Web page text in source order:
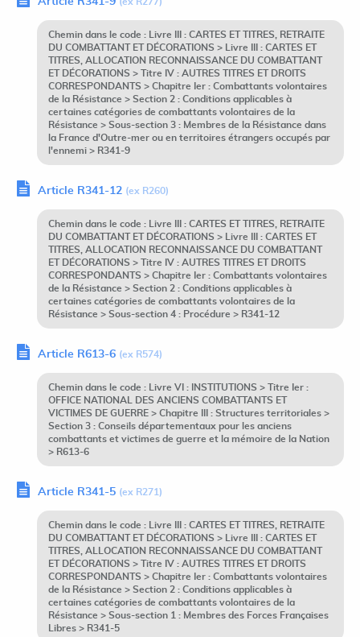
(ex R277)
Chemin dans le code : Livre III : CARTES ET TITRES, RETRAITE
DU COMBATTANT ET DÉCORATIONS > Livre III : CARTES ET
TITRES, ALLOCATION RECONNAISSANCE DU COMBATTANT
ET DÉCORATIONS > Titre IV : AUTRES TITRES ET DROITS
CORRESPONDANTS > Chapitre Ier : Combattants volontaires
de la Résistance > Section 2 : Conditions applicables à
certaines catégories de combattants volontaires de la
Résistance > Sous-section 3 : Membres de la Résistance dans
la France d'Outre-mer ou en territoires étrangers occupés par
l'ennemi > R341-9
Article R341-12 (ex R260)
Chemin dans le code : Livre III : CARTES ET TITRES, RETRAITE
DU COMBATTANT ET DÉCORATIONS > Livre III : CARTES ET
TITRES, ALLOCATION RECONNAISSANCE DU COMBATTANT
ET DÉCORATIONS > Titre IV : AUTRES TITRES ET DROITS
CORRESPONDANTS > Chapitre Ier : Combattants volontaires
de la Résistance > Section 2 : Conditions applicables à
certaines catégories de combattants volontaires de la
Résistance > Sous-section 4 : Procédure > R341-12
Article R613-6 (ex R574)
Chemin dans le code : Livre VI : INSTITUTIONS > Titre Ier :
OFFICE NATIONAL DES ANCIENS COMBATTANTS ET
VICTIMES DE GUERRE > Chapitre III : Structures territoriales >
Section 3 : Conseils départementaux pour les anciens
combattants et victimes de guerre et la mémoire de la Nation
> R613-6
Article R341-5 (ex R271)
Chemin dans le code : Livre III : CARTES ET TITRES, RETRAITE
DU COMBATTANT ET DÉCORATIONS > Livre III : CARTES ET
TITRES, ALLOCATION RECONNAISSANCE DU COMBATTANT
ET DÉCORATIONS > Titre IV : AUTRES TITRES ET DROITS
CORRESPONDANTS > Chapitre Ier : Combattants volontaires
de la Résistance > Section 2 : Conditions applicables à
certaines catégories de combattants volontaires de la
Résistance > Sous-section 1 : Membres des Forces Françaises
Libres > R341-5